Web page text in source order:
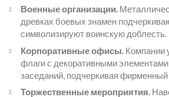
Военные организации.
древках боевых знамен
символизируют воинскую доблесть.
Корпоративные офисы. Компании
флаги с декоративными
заседаний, подчеркивая фирменный
Торжественные мероприятия.